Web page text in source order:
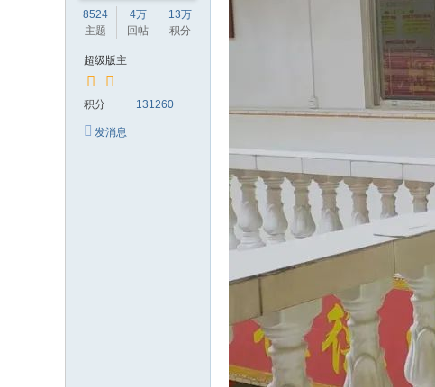
8524
主题
4万
回帖
13万
积分
超级版主
积分 131260
发消息